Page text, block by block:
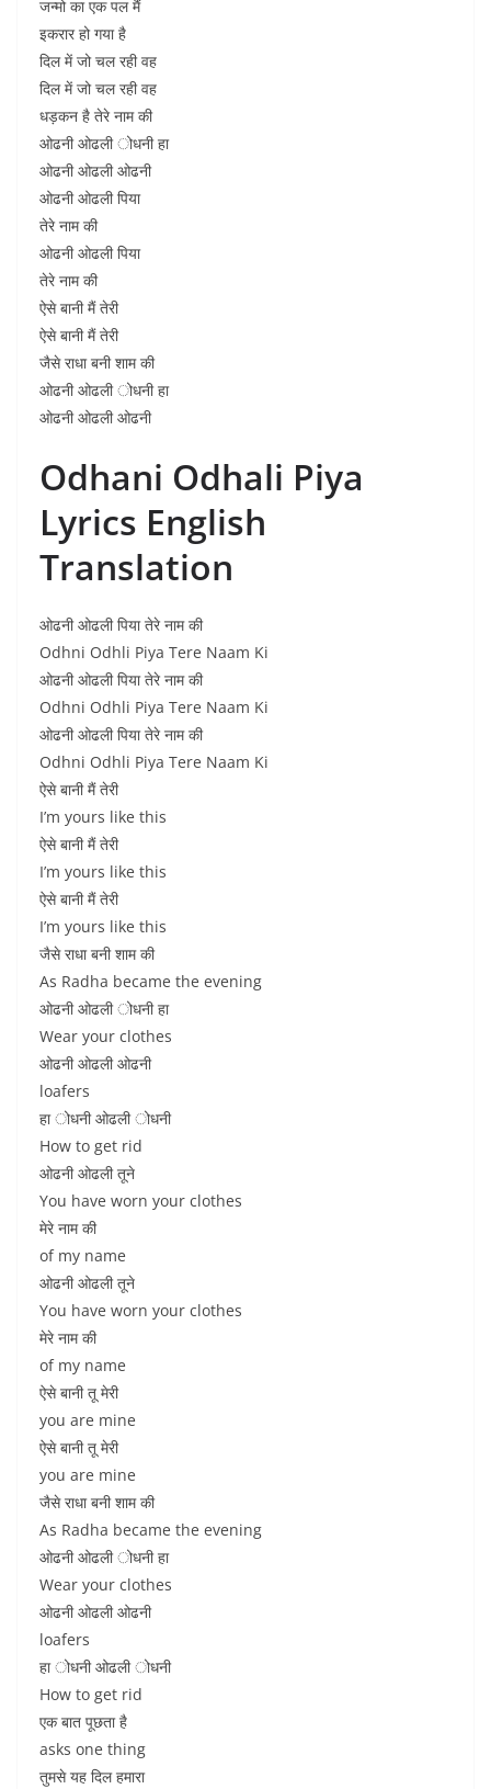
जन्मो का एक पल मैं
इकरार हो गया है
दिल में जो चल रही वह
दिल में जो चल रही वह
धड़कन है तेरे नाम की
ओढनी ओढली ोधनी हा
ओढनी ओढली ओढनी
ओढनी ओढली पिया
तेरे नाम की
ओढनी ओढली पिया
तेरे नाम की
ऐसे बानी मैं तेरी
ऐसे बानी मैं तेरी
जैसे राधा बनी शाम की
ओढनी ओढली ोधनी हा
ओढनी ओढली ओढनी
Odhani Odhali Piya
Lyrics English
Translation
ओढनी ओढली पिया तेरे नाम की
Odhni Odhli Piya Tere Naam Ki
ओढनी ओढली पिया तेरे नाम की
Odhni Odhli Piya Tere Naam Ki
ओढनी ओढली पिया तेरे नाम की
Odhni Odhli Piya Tere Naam Ki
ऐसे बानी मैं तेरी
I’m yours like this
ऐसे बानी मैं तेरी
I’m yours like this
ऐसे बानी मैं तेरी
I’m yours like this
जैसे राधा बनी शाम की
As Radha became the evening
ओढनी ओढली ोधनी हा
Wear your clothes
ओढनी ओढली ओढनी
loafers
हा ोधनी ओढली ोधनी
How to get rid
ओढनी ओढली तूने
You have worn your clothes
मेरे नाम की
of my name
ओढनी ओढली तूने
You have worn your clothes
मेरे नाम की
of my name
ऐसे बानी तू मेरी
you are mine
ऐसे बानी तू मेरी
you are mine
जैसे राधा बनी शाम की
As Radha became the evening
ओढनी ओढली ोधनी हा
Wear your clothes
ओढनी ओढली ओढनी
loafers
हा ोधनी ओढली ोधनी
How to get rid
एक बात पूछता है
asks one thing
तुमसे यह दिल हमारा